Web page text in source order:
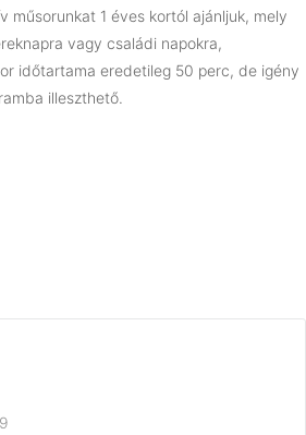
műsorunkat 1 éves kortól ajánljuk, mely
vagy családi napokra,
időtartama eredetileg 50 perc, de igény
illeszthető.